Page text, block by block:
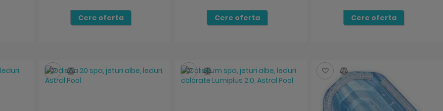
Cere oferta Cere oferta Cere oferta
SalveazaCompara SalveazaCompara Salveaza
Compara